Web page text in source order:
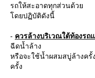
รถให้สะอาดทุกส่วนด้ว
ดยปฏิบัติดังนี้
- ควรล้างบริเวณใต้ท้องรถ
ฉีดน้ำล้าง
หรือจะใช้น้ำผสมสบู่ล้างค
ครั้ง